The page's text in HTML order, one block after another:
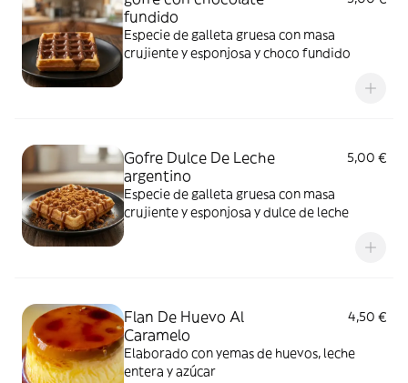
fundido
Especie de galleta gruesa con masa
crujiente y esponjosa y choco fundido
Gofre Dulce De Leche
argentino
5,00 €
Especie de galleta gruesa con masa
crujiente y esponjosa y dulce de leche
Flan De Huevo Al
Caramelo
4,50 €
Elaborado con yemas de huevos, leche
entera y azúcar